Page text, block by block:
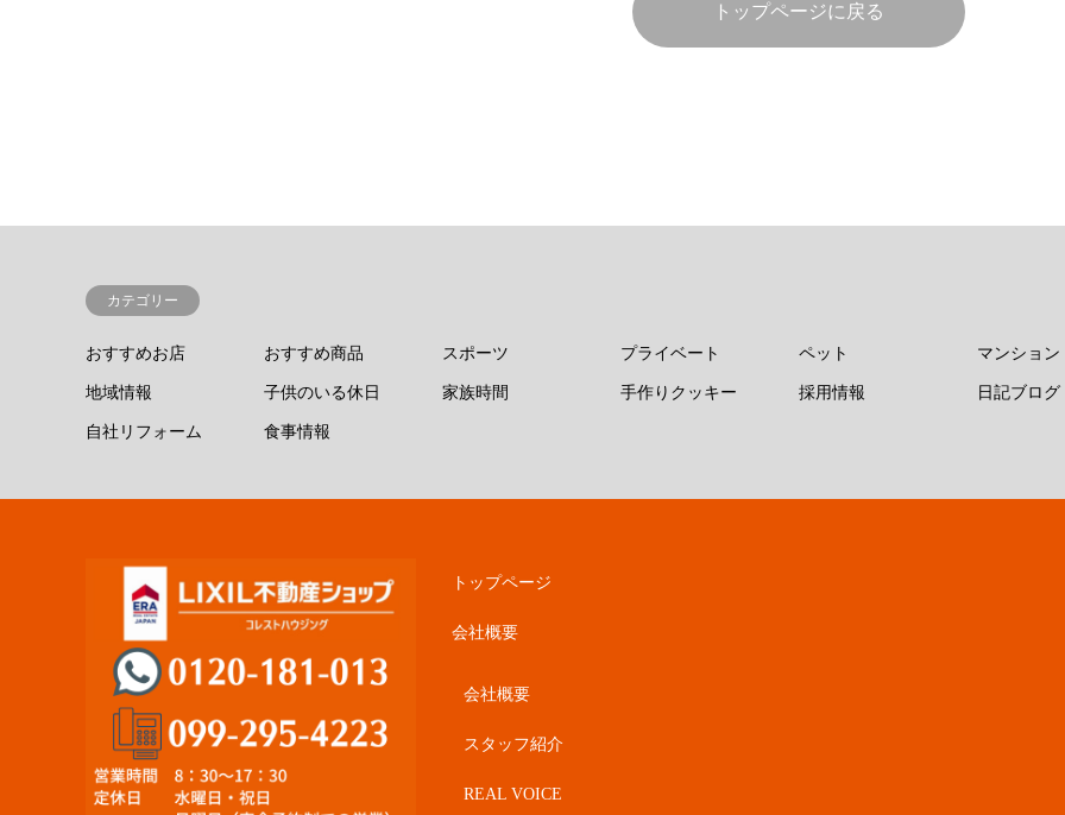
トップページに戻る
カテゴリー
おすすめお店 おすすめ商品 スポーツ プライベート ペット マンション
地域情報 子供のいる休日 家族時間 手作りクッキー 採用情報 日記ブログ
自社リフォーム 食事情報
トップページ
会社概要
会社概要
スタッフ紹介
REAL VOICE